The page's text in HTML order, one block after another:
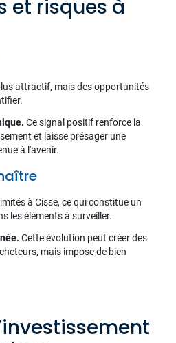
et risques à
attractif, mais des opportunités
Ce signal positif renforce la
et laisse présager une
à l'avenir.
à Cisse, ce qui constitue un
les éléments à surveiller.
Cette évolution peut créer des
mais impose de bien